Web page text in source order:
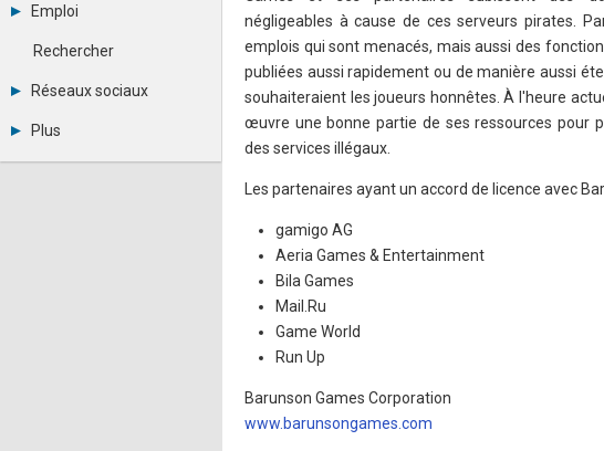
Se connecter
Messages privés
Contacter un modérateur
Abonnement
Emploi
Consulter les annonces
Observatoire de l'emploi
Rechercher
Réseaux sociaux
LinkedIn
Plus
Annonceurs
négligeables à cause de ces serveurs pirates.
emplois qui sont menacés, mais aussi des
publiées aussi rapidement ou de manière aussi
souhaiteraient les joueurs honnêtes. À l'heure
œuvre une bonne partie de ses ressources pour
des services illégaux.
Les partenaires ayant un accord de licence avec
gamigo AG
Aeria Games & Entertainment
Bila Games
Mail.Ru
Game World
Run Up
Barunson Games Corporation
www.barunsongames.com